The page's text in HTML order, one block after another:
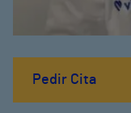
Pedir Cita